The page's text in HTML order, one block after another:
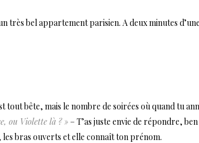
très bel appartement parisien. A deux minutes
tout bête, mais le nombre de soirées où quand tu
ou Violette là ? »– T’as juste envie de répondre,
bras ouverts et elle connaît ton prénom.